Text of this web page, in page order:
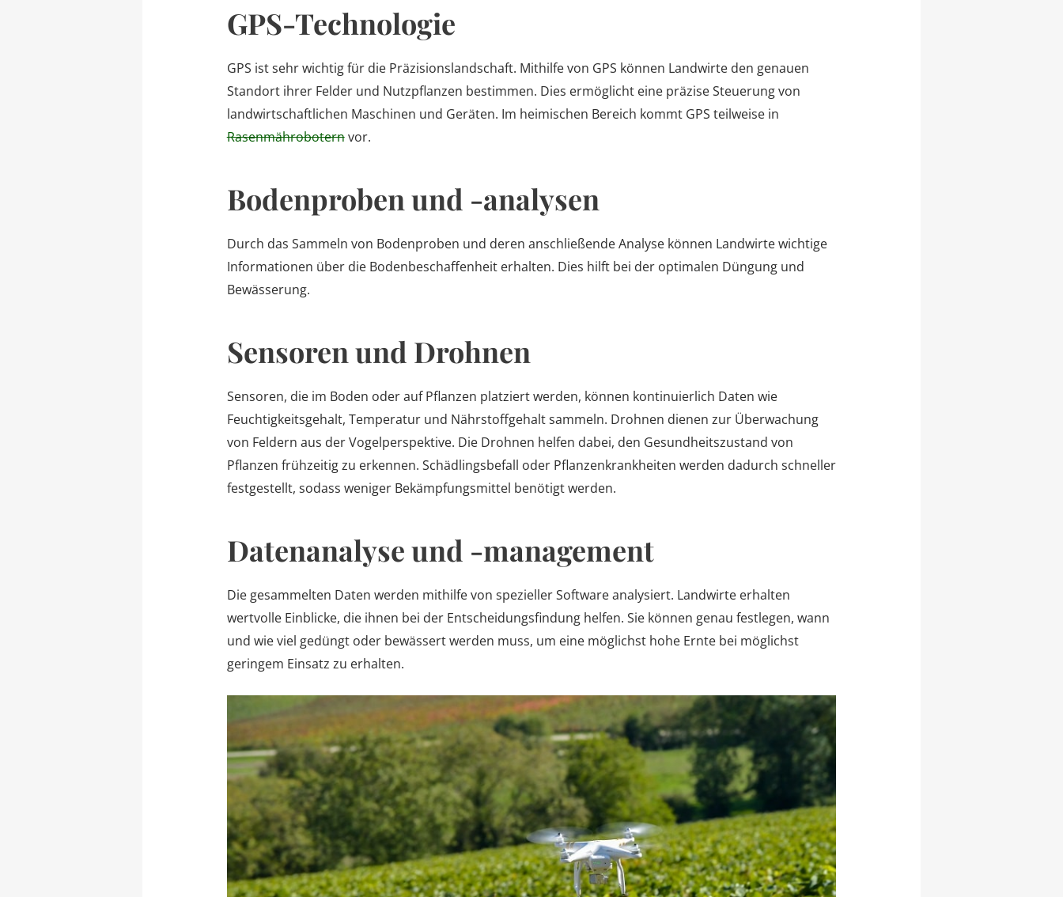
GPS-Technologie
GPS ist sehr wichtig für die Präzisionslandschaft. Mithilfe von GPS können Landwirte den genauen
Standort ihrer Felder und Nutzpflanzen bestimmen. Dies ermöglicht eine präzise Steuerung von
landwirtschaftlichen Maschinen und Geräten. Im heimischen Bereich kommt GPS teilweise in
Rasenmähroboternvor.
Bodenproben und -analysen
Durch das Sammeln von Bodenproben und deren anschließende Analyse können Landwirte wichtige
Informationen über die Bodenbeschaffenheit erhalten. Dies hilft bei der optimalen Düngung und
Bewässerung.
Sensoren und Drohnen
Sensoren, die im Boden oder auf Pflanzen platziert werden, können kontinuierlich Daten wie
Feuchtigkeitsgehalt, Temperatur und Nährstoffgehalt sammeln. Drohnen dienen zur Überwachung
von Feldern aus der Vogelperspektive. Die Drohnen helfen dabei, den Gesundheitszustand von
Pflanzen frühzeitig zu erkennen. Schädlingsbefall oder Pflanzenkrankheiten werden dadurch schneller
festgestellt, sodass weniger Bekämpfungsmittel benötigt werden.
Datenanalyse und -management
Die gesammelten Daten werden mithilfe von spezieller Software analysiert. Landwirte erhalten
wertvolle Einblicke, die ihnen bei der Entscheidungsfindung helfen. Sie können genau festlegen, wann
und wie viel gedüngt oder bewässert werden muss, um eine möglichst hohe Ernte bei möglichst
geringem Einsatz zu erhalten.